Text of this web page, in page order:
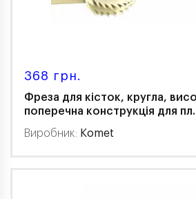
368 грн.
Фреза для кісток, кругла,
поперечна конструкція для
Виробник: Komet